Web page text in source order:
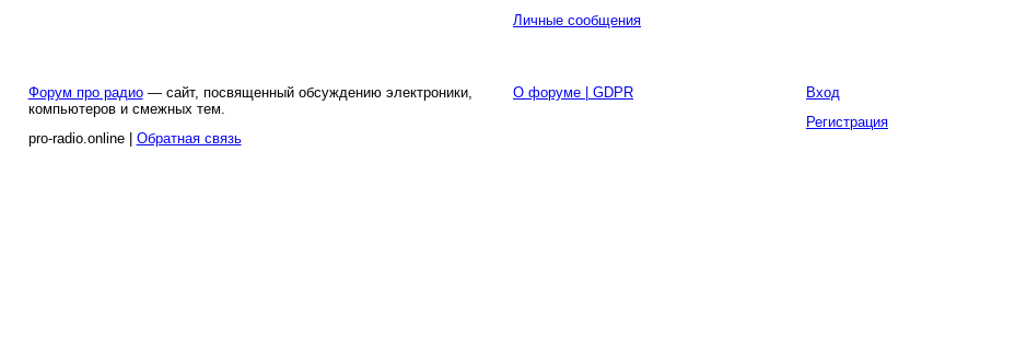
Личные сообщения
Форум про радио— сайт, посвященный обсуждению электроники,
компьютеров и смежных тем.
pro-radio.online | Обратная связь
О форуме | GDPR
Вход
Регистрация